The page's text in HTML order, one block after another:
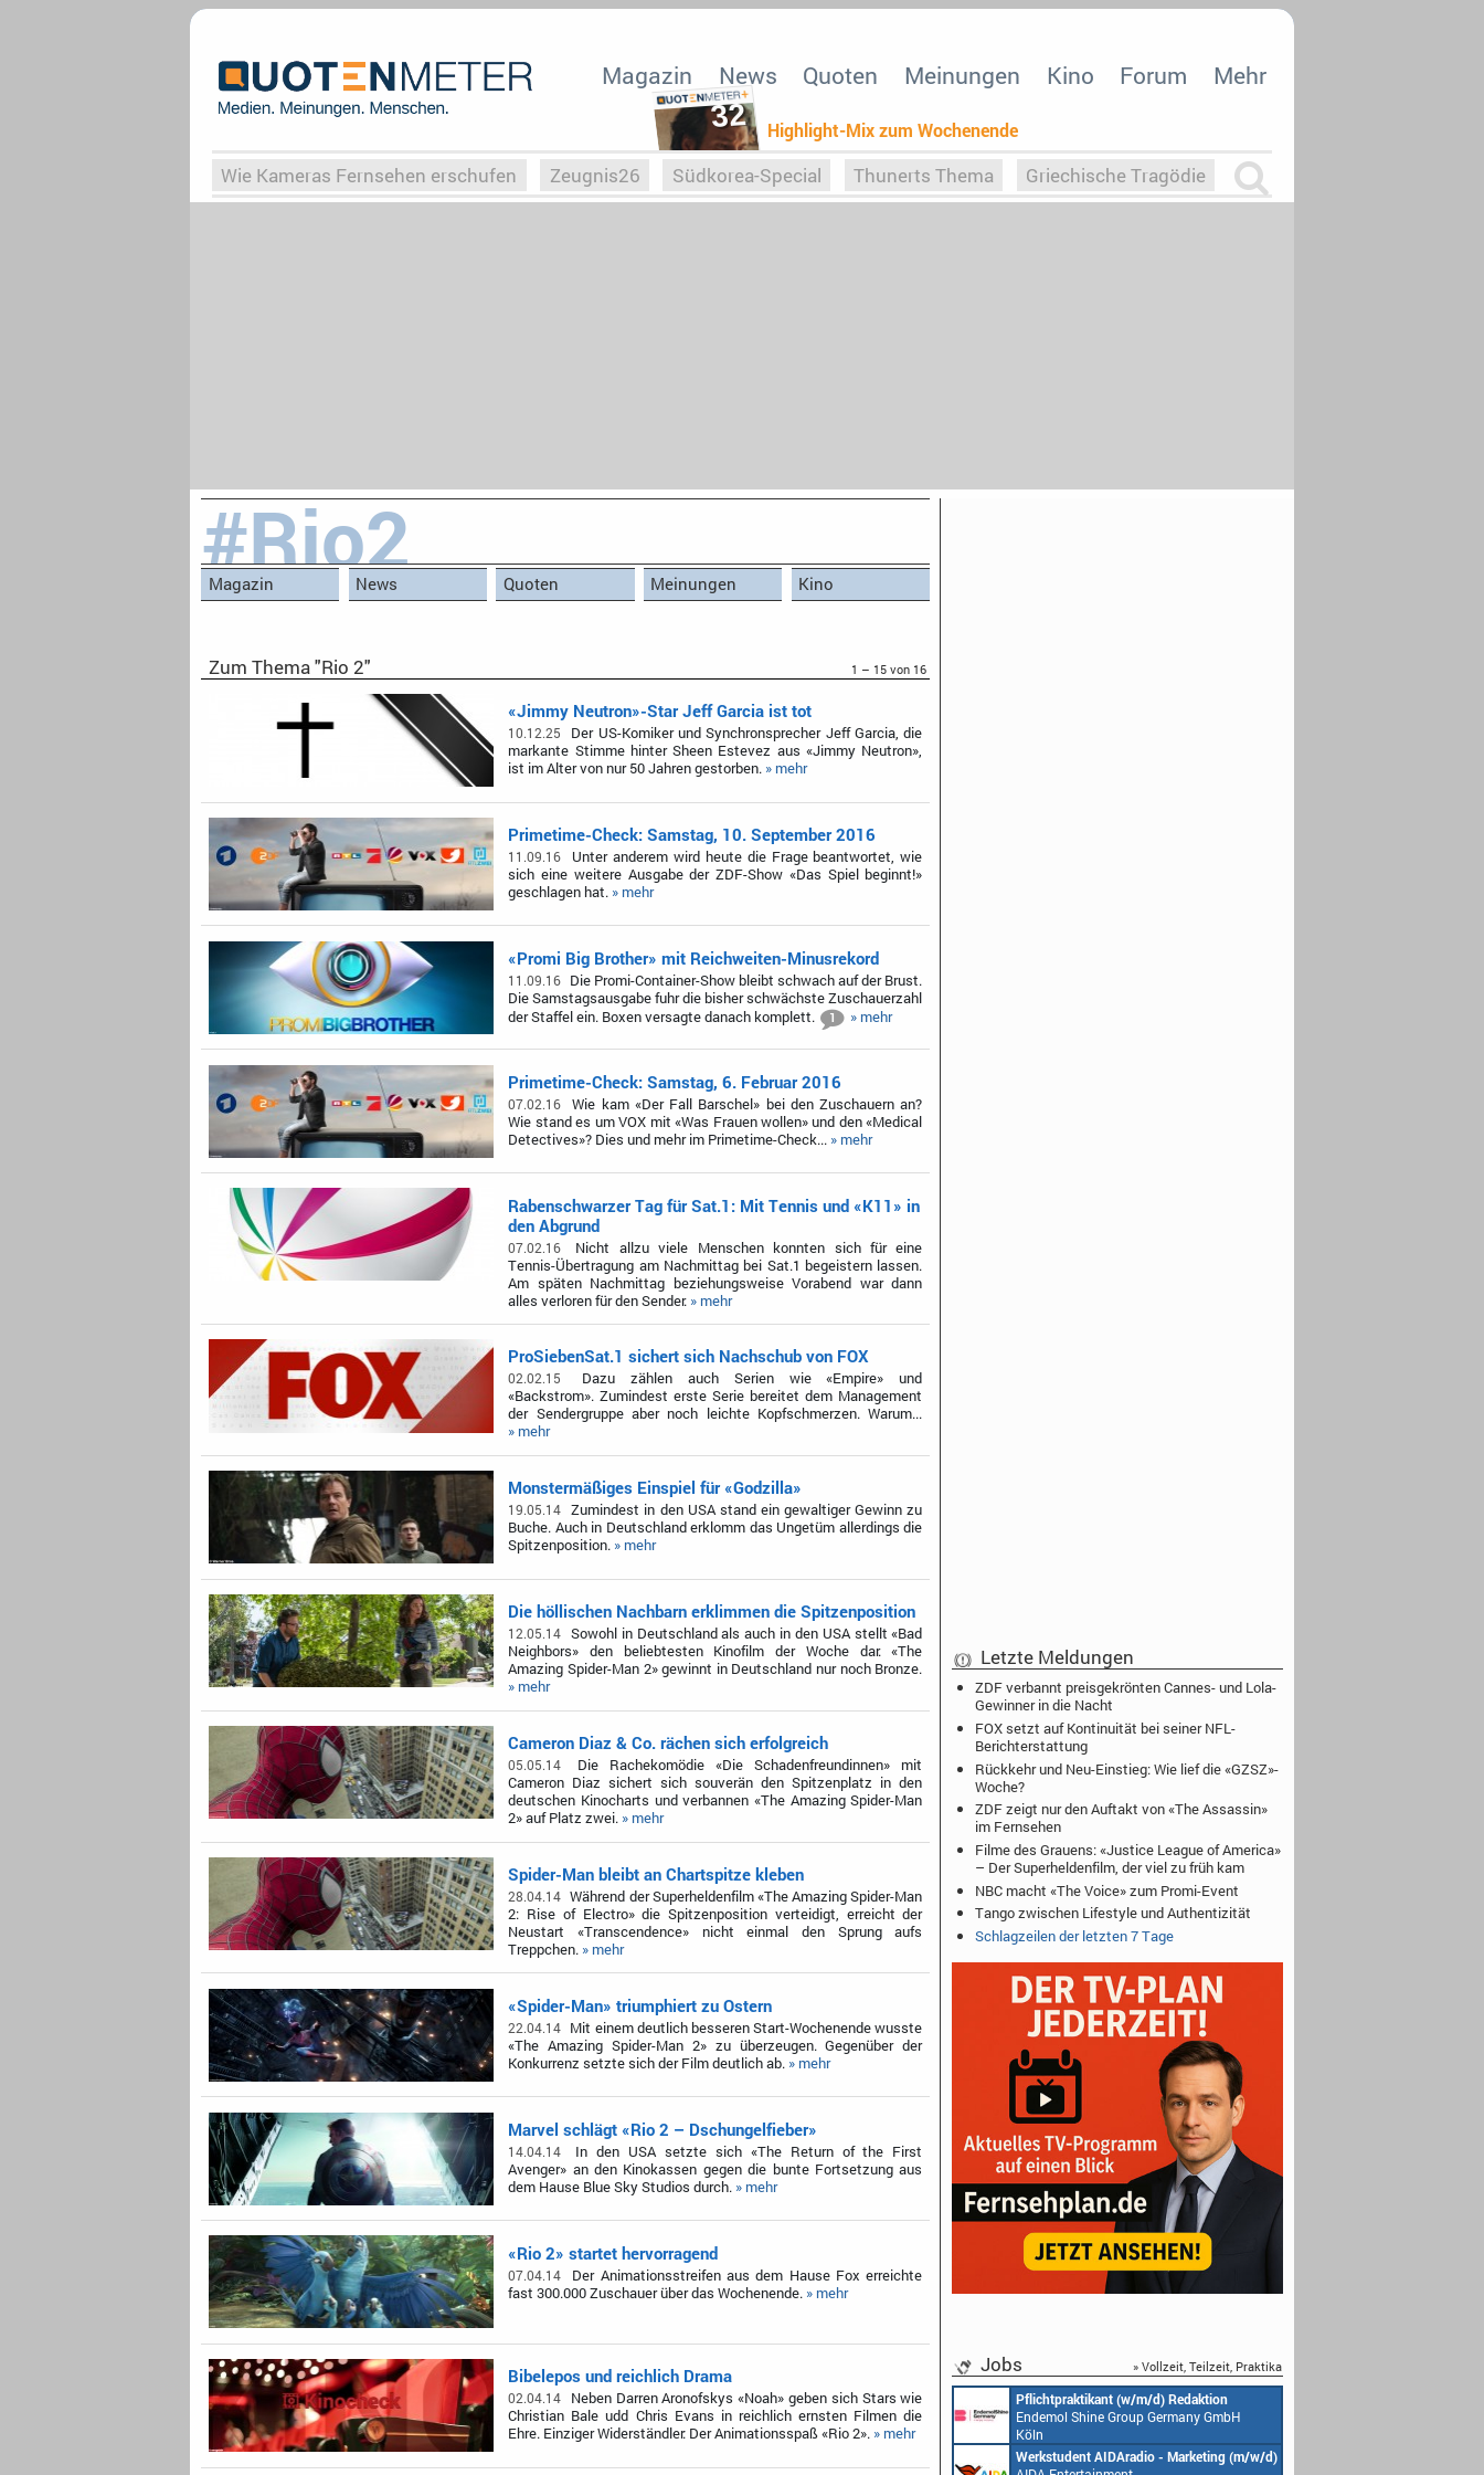
32 Highlight-Mix zum Wochenende
Magazin News Quoten Meinungen Kino Forum Mehr
Wie Kameras Fernsehen erschufen Zeugnis26 Südkorea-Special Thunerts Thema Griechische Tragödie
#Rio2
Magazin News Quoten Meinungen Kino
Zum Thema "Rio 2" 1 – 15 von 16
«Jimmy Neutron»-Star Jeff Garcia ist tot
10.12.25
Der US-Komiker und Synchronsprecher Jeff Garcia, die
markante Stimme hinter Sheen Estevez aus «Jimmy Neutron»,
ist im Alter von nur 50 Jahren gestorben. » mehr
Primetime-Check: Samstag, 10. September 2016
11.09.16
Unter anderem wird heute die Frage beantwortet, wie
sich eine weitere Ausgabe der ZDF-Show «Das Spiel beginnt!»
geschlagen hat. » mehr
«Promi Big Brother» mit Reichweiten-Minusrekord
11.09.16 Die Promi-Container-Show bleibt schwach auf der Brust.
Die Samstagsausgabe fuhr die bisher schwächste Zuschauerzahl
der Staffel ein. Boxen versagte danach komplett.
1 » mehr
Primetime-Check: Samstag, 6. Februar 2016
07.02.16
Wie kam «Der Fall Barschel» bei den Zuschauern an?
Wie stand es um VOX mit «Was Frauen wollen» und den «Medical
Detectives»? Dies und mehr im Primetime-Check... » mehr
Rabenschwarzer Tag für Sat.1: Mit Tennis und «K11» in
den Abgrund
07.02.16
Nicht allzu viele Menschen konnten sich für eine
Tennis-Übertragung am Nachmittag bei Sat.1 begeistern lassen.
Am späten Nachmittag beziehungsweise Vorabend war dann
alles verloren für den Sender. » mehr
ProSiebenSat.1 sichert sich Nachschub von FOX
02.02.15
Dazu zählen auch Serien wie «Empire» und
«Backstrom». Zumindest erste Serie bereitet dem Management
der Sendergruppe aber noch leichte Kopfschmerzen. Warum...
» mehr
Monstermäßiges Einspiel für «Godzilla»
19.05.14 Zumindest in den USA stand ein gewaltiger Gewinn zu
Buche. Auch in Deutschland erklomm das Ungetüm allerdings die
Spitzenposition. » mehr
Die höllischen Nachbarn erklimmen die Spitzenposition
12.05.14 Sowohl in Deutschland als auch in den USA stellt «Bad
Neighbors» den beliebtesten Kinofilm der Woche dar. «The
Amazing Spider-Man 2» gewinnt in Deutschland nur noch Bronze.
» mehr
Cameron Diaz & Co. rächen sich erfolgreich
05.05.14
Die Rachekomödie «Die Schadenfreundinnen» mit
Cameron Diaz sichert sich souverän den Spitzenplatz in den
deutschen Kinocharts und verbannen «The Amazing Spider-Man
2» auf Platz zwei. » mehr
Spider-Man bleibt an Chartspitze kleben
28.04.14 Während der Superheldenfilm «The Amazing Spider-Man
2: Rise of Electro» die Spitzenposition verteidigt, erreicht der
Neustart «Transcendence» nicht einmal den Sprung aufs
Treppchen. » mehr
«Spider-Man» triumphiert zu Ostern
22.04.14 Mit einem deutlich besseren Start-Wochenende wusste
«The Amazing Spider-Man 2» zu überzeugen. Gegenüber der
Konkurrenz setzte sich der Film deutlich ab. » mehr
Marvel schlägt «Rio 2 – Dschungelfieber»
14.04.14
In den USA setzte sich «The Return of the First
Avenger» an den Kinokassen gegen die bunte Fortsetzung aus
dem Hause Blue Sky Studios durch. » mehr
«Rio 2» startet hervorragend
07.04.14
Der Animationsstreifen aus dem Hause Fox erreichte
fast 300.000 Zuschauer über das Wochenende. » mehr
Bibelepos und reichlich Drama
02.04.14
Neben Darren Aronofskys «Noah» geben sich Stars wie
Christian Bale udd Chris Evans in reichlich ernsten Filmen die
Ehre. Einziger Widerständler: Der Animationsspaß «Rio 2». » mehr
Letzte Meldungen
ZDF verbannt preisgekrönten Cannes- und Lola-
Gewinner in die Nacht
FOX setzt auf Kontinuität bei seiner NFL-
Berichterstattung
Rückkehr und Neu-Einstieg: Wie lief die «GZSZ»-
Woche?
ZDF zeigt nur den Auftakt von «The Assassin»
im Fernsehen
Filme des Grauens: «Justice League of America»
– Der Superheldenfilm, der viel zu früh kam
NBC macht «The Voice» zum Promi-Event
Tango zwischen Lifestyle und Authentizität
Schlagzeilen der letzten 7 Tage
Jobs » Vollzeit, Teilzeit, Praktika
Pflichtpraktikant (w/m/d) Redaktion
Endemol Shine Group Germany GmbH
Köln
Werkstudent AIDAradio - Marketing (m/w/d)